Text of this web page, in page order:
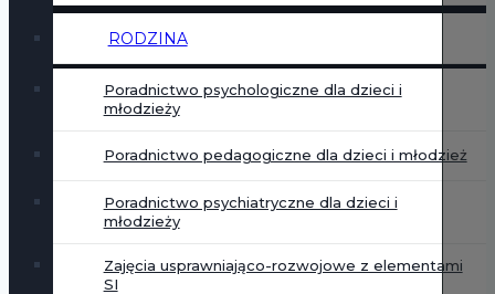
RODZINA
Poradnictwo psychologiczne dla dzieci i
młodzieży
Poradnictwo pedagogiczne dla dzieci i młodzież
Poradnictwo psychiatryczne dla dzieci i
młodzieży
Zajęcia usprawniająco-rozwojowe z elementami
SI